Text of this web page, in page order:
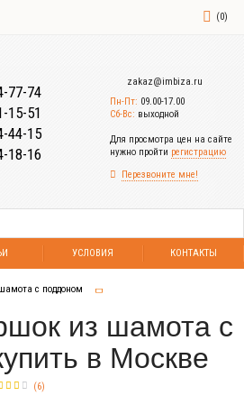
(0)
77-74
15-51
44-15
18-16
zakaz@imbiza.ru
Пн-Пт: 09.00-17.00
Сб-Вс: выходной
Для просмотра цен на сайте
нужно пройти регистрацию
Перезвоните мне!
УСЛОВИЯ КОНТАКТЫ
с поддоном
из шамота с
в Москве
(6)